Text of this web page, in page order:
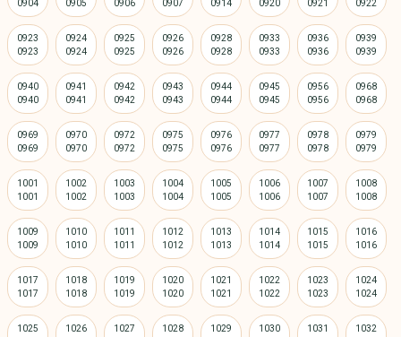
0923 0924 0925 0926 0928 0933 0936 0939
0940 0941 0942 0943 0944 0945 0956 0968
0969 0970 0972 0975 0976 0977 0978 0979
1001 1002 1003 1004 1005 1006 1007 1008
1009 1010 1011 1012 1013 1014 1015 1016
1017 1018 1019 1020 1021 1022 1023 1024
1025 1026 1027 1028 1029 1030 1031 1032